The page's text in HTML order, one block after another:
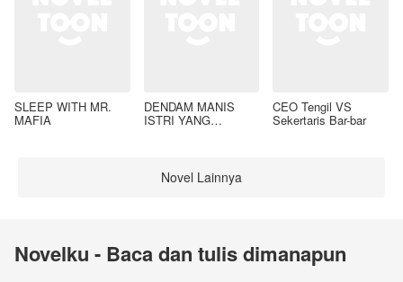
SLEEP WITH MR.
MAFIA
DENDAM MANIS
ISTRI YANG
CEO Tengil VS
Sekertaris Bar-bar
Novel Lainnya
Novelku - Baca dan tulis dimanapun